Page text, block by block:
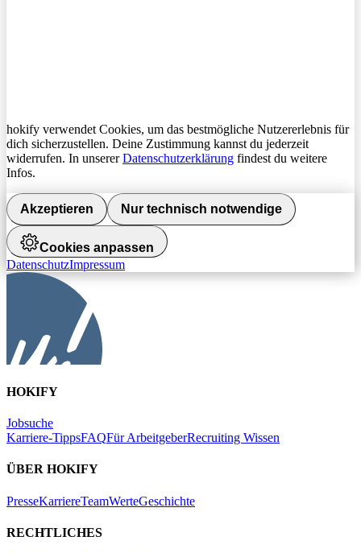
hokify verwendet Cookies, um das bestmögliche Nutzererlebnis für
dich sicherzustellen. Deine Zustimmung kannst du jederzeit
widerrufen. In unsererDatenschutzerklärung findest du weitere
Infos.
Akzeptieren Nur technisch notwendige
Cookies anpassen
DatenschutzImpressum
HOKIFY
Jobsuche
Karriere-TippsFAQFür ArbeitgeberRecruiting Wissen
ÜBER HOKIFY
PresseKarriereTeamWerteGeschichte
RECHTLICHES